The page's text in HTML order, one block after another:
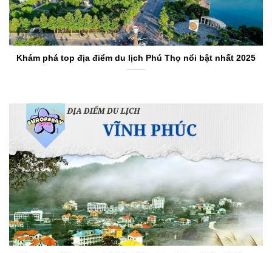
Khám phá top địa điểm du lịch Phú Thọ nổi bật nhất 2025